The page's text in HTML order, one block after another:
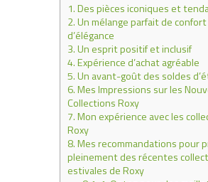
1.Des pièces iconiques et
2.Un mélange parfait de
d’élégance
3.Un esprit positif et inclusif
4.Expérience d’achat agréable
5.Un avant-goût des soldes
6.Mes Impressions sur les
Collections Roxy
7.Mon expérience avec les
Roxy
8.Mes recommandations pour
pleinement des récentes
estivales de Roxy